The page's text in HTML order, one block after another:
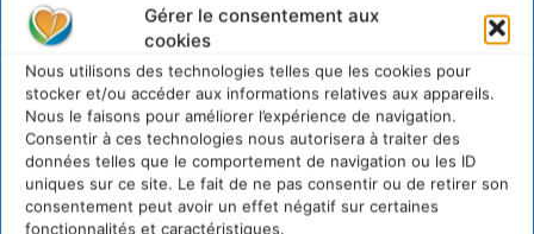
Gérer le consentement aux
cookies
Nous utilisons des technologies telles que les cookies pour
stocker et/ou accéder aux informations relatives aux appareils.
Nous le faisons pour améliorer l’expérience de navigation.
Consentir à ces technologies nous autorisera à traiter des
données telles que le comportement de navigation ou les ID
uniques sur ce site. Le fait de ne pas consentir ou de retirer son
consentement peut avoir un effet négatif sur certaines
fonctionnalités et caractéristiques.
conférence sur les programmes
d’efficacité énergétique des
bâtiments